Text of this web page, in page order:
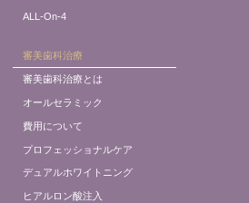
ALL-On-4
審美歯科治療
審美歯科治療とは
オールセラミック
費用について
プロフェッショナルケア
デュアルホワイトニング
ヒアルロン酸注入